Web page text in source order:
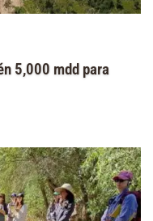
5,000 mdd para